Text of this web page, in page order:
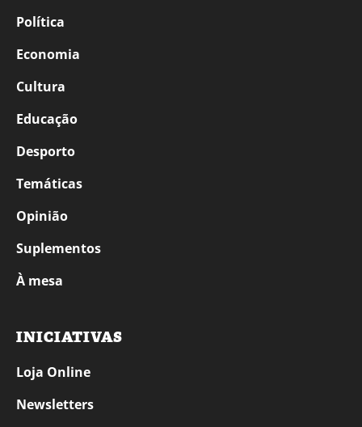
Política
Economia
Cultura
Educação
Desporto
Temáticas
Opinião
Suplementos
À mesa
INICIATIVAS
Loja Online
Newsletters